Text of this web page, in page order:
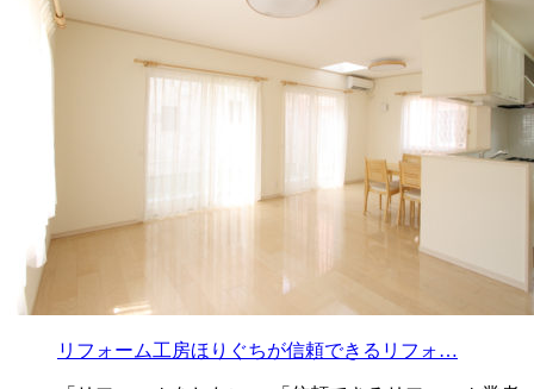
リフォーム工房ほりぐちが信頼できるリフォ…